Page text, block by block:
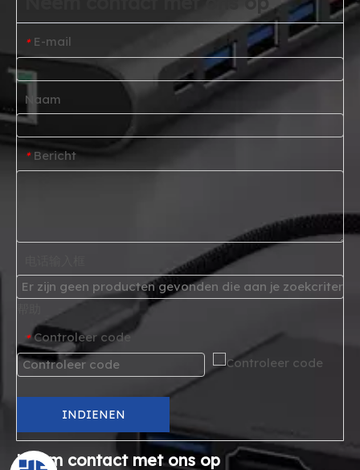
* E-mail
Naam
* Bericht
* Controleer code
INDIENEN
Neem contact met ons op